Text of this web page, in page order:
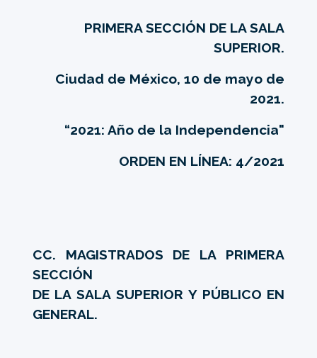
PRIMERA SECCIÓN DE LA SALA
SUPERIOR.
Ciudad de México, 10 de mayo de
2021.
“2021: Año de la Independencia"
ORDEN EN LÍNEA: 4/2021
CC. MAGISTRADOS DE LA PRIMERA
SECCIÓN
DE LA SALA SUPERIOR Y PÚBLICO EN
GENERAL.